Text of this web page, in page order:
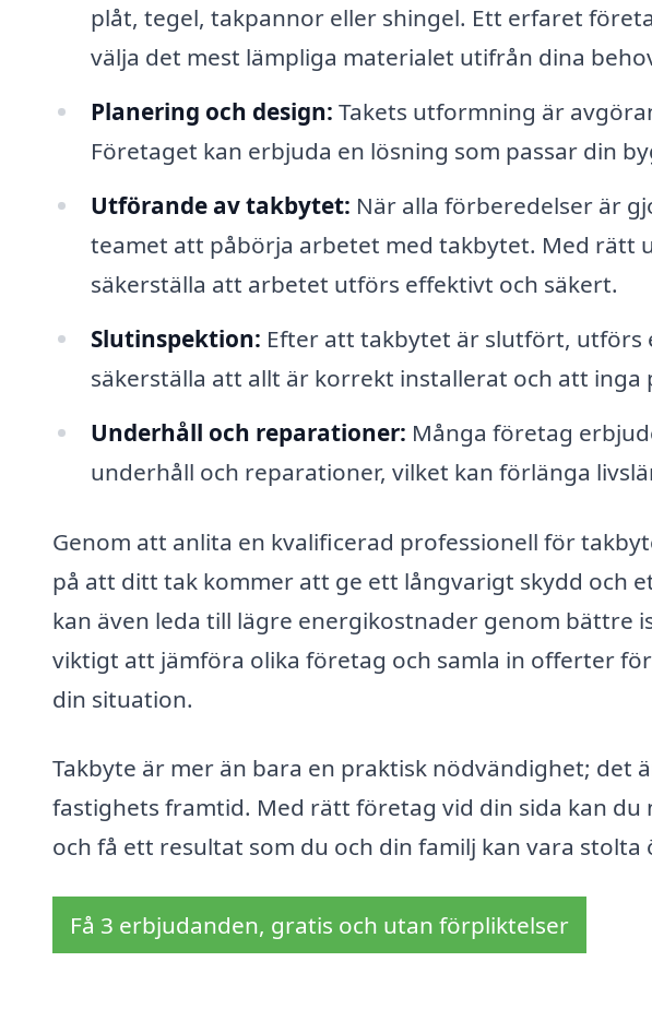
plåt, tegel, takpannor eller shingel. Ett erfaret
välja det mest lämpliga materialet utifrån dina
Planering och design: Takets utformning är
Företaget kan erbjuda en lösning som passar din
Utförande av takbytet: När alla förberedelser är
teamet att påbörja arbetet med takbytet. Med rätt
säkerställa att arbetet utförs effektivt och säkert.
Slutinspektion: Efter att takbytet är slutfört,
säkerställa att allt är korrekt installerat och att inga
Underhåll och reparationer: Många företag
underhåll och reparationer, vilket kan förlänga
Genom att anlita en kvalificerad professionell för
på att ditt tak kommer att ge ett långvarigt skydd och
kan även leda till lägre energikostnader genom bättre
viktigt att jämföra olika företag och samla in offerter
din situation.
Takbyte är mer än bara en praktisk nödvändighet; det
fastighets framtid. Med rätt företag vid din sida kan du
och få ett resultat som du och din familj kan vara stolta
Få 3 erbjudanden, gratis och utan förpliktelser